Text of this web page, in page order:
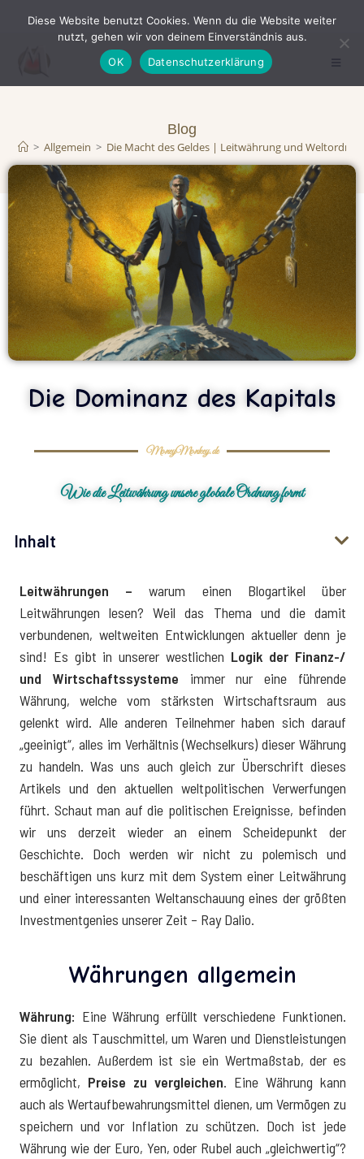
Blog
> Allgemein > Die Macht des Geldes | Leitwährung und
Die Dominanz des Kapitals
MoneyMonkey.de
Wie die Leitwährung unsere globale Ordnung formt
Inhalt
Leitwährungen –warum einen Blogartikel über
Leitwährungen lesen? Weil das Thema und die damit
verbundenen, weltweiten Entwicklungen aktueller denn je
sind! Es gibt in unserer westlichen Logik der Finanz-/
und Wirtschaftssysteme immer nur eine führende
Währung, welche vom stärksten Wirtschaftsraum aus
gelenkt wird. Alle anderen Teilnehmer haben sich darauf
„geeinigt“, alles im Verhältnis (Wechselkurs) dieser Währung
zu handeln. Was uns auch gleich zur Überschrift dieses
Artikels und den aktuellen weltpolitischen Verwerfungen
führt. Schaut man auf die politischen Ereignisse, befinden
wir uns derzeit wieder an einem Scheidepunkt der
Geschichte. Doch werden wir nicht zu polemisch und
beschäftigen uns kurz mit dem System einer Leitwährung
und einer interessanten Weltanschauung eines der größten
Investmentgenies unserer Zeit – Ray Dalio.
Währungen allgemein
Währung: Eine Währung erfüllt verschiedene Funktionen.
Sie dient als Tauschmittel, um Waren und Dienstleistungen
zu bezahlen. Außerdem ist sie ein Wertmaßstab, der es
ermöglicht, Preise zu vergleichen. Eine Währung kann
auch als Wertaufbewahrungsmittel dienen, um Vermögen zu
speichern und vor Inflation zu schützen. Doch ist jede
Währung wie der Euro, Yen, oder Rubel auch „gleichwertig“?
Diese Website benutzt Cookies. Wenn du die Website weiter
nutzt, gehen wir von deinem Einverständnis aus.
OK
Datenschutzerklärung